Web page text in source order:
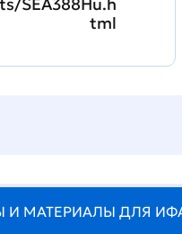
SEA388Hu.h
tml
И МАТЕРИАЛЫ ДЛЯ